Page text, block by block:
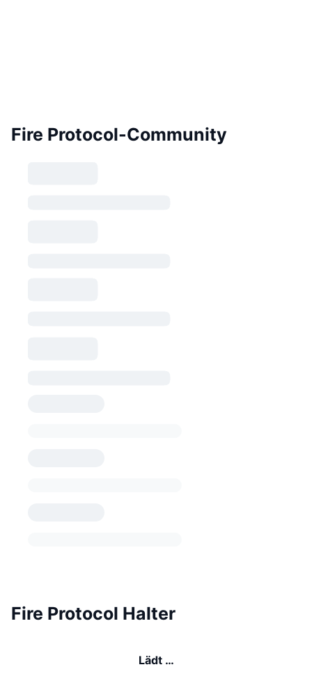
Fire Protocol-Community
Fire Protocol Halter
Lädt …